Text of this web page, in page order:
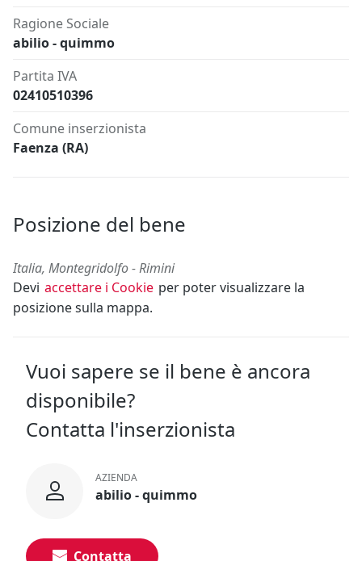
Ragione Sociale
abilio - quimmo
Partita IVA
02410510396
Comune inserzionista
Faenza (RA)
Posizione del bene
Italia, Montegridolfo - Rimini
Devi accettare i Cookie per poter visualizzare la
posizione sulla mappa.
Vuoi sapere se il bene è ancora
disponibile?
Contatta l'inserzionista
AZIENDA
abilio - quimmo
Contatta